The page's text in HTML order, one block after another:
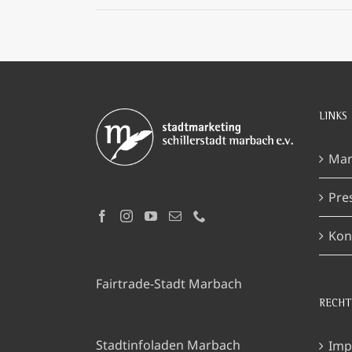
Fairtrade-Stadt Marbach
Stadtinfoladen Marbach
LINKS